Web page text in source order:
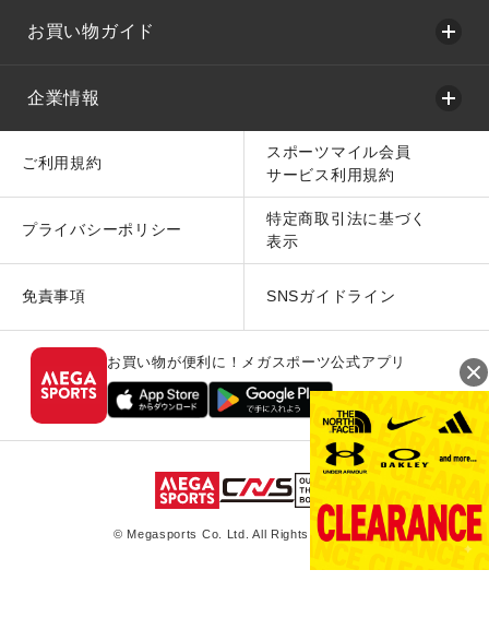
お買い物ガイド
企業情報
ご利用規約
スポーツマイル会員
サービス利用規約
プライバシーポリシー
特定商取引法に基づく
表示
免責事項 SNSガイドライン
お買い物が便利に！メガスポーツ公式アプリ
© Megasports Co. Ltd. All Rights Reserved.